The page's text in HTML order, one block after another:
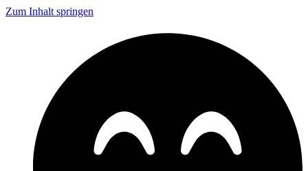
Zum Inhalt springen